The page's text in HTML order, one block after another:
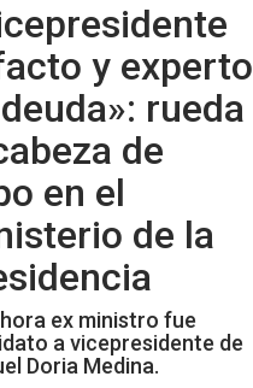
y experto
rueda
de
en el
de la
ex ministro fue
a vicepresidente de
Doria Medina.